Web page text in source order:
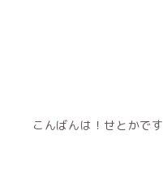
こんばんは！せとかです